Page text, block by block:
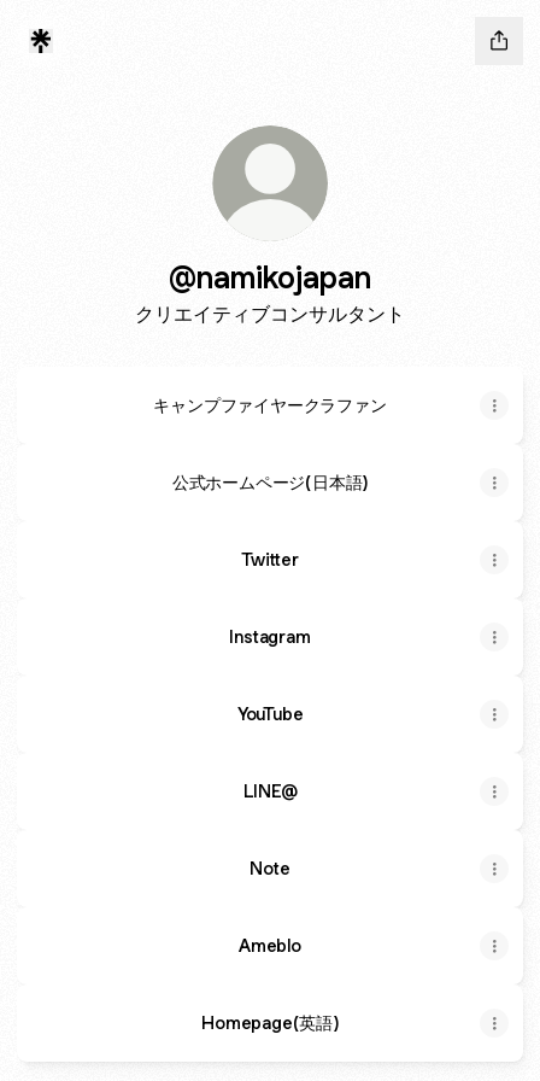
@namikojapan
クリエイティブコンサルタント
キャンプファイヤークラファン
公式ホームページ(日本語)
Twitter
Instagram
YouTube
LINE@
Note
Ameblo
Homepage(英語)